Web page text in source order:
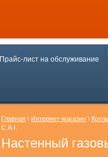
Прайс-лист на обслуживание
Главная \ Интернет-магазин \
C.A.I.
Настенный